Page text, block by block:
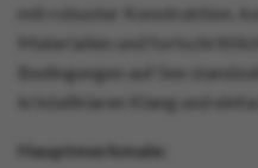
mit robuster Konstruktion,
Materialien und
Bedingungen auf See
kristallklaren Klang und
Hauptmerkmale: